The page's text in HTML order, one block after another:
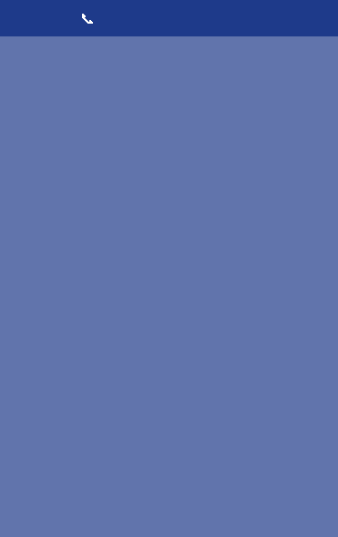
📞